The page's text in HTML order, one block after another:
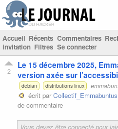
Accueil Récents Commentaires
invitation Filtres Se connecter
2
Le 15 décembre 2025,
version axée sur
debian
distributions linux
écrit parCollectif_Emmabuntus
de commentaire